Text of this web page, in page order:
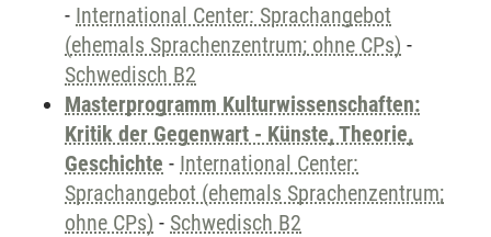
- International Center: Sprachangebot
(ehemals Sprachenzentrum; ohne CPs) -
Schwedisch B2
Masterprogramm Kulturwissenschaften:
Kritik der Gegenwart - Künste, Theorie,
Geschichte - International Center:
Sprachangebot (ehemals Sprachenzentrum;
ohne CPs) - Schwedisch B2